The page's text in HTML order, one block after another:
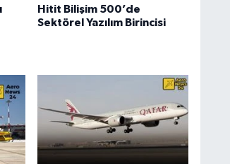
Hitit Bilişim 500’de
Sektörel Yazılım Birincisi